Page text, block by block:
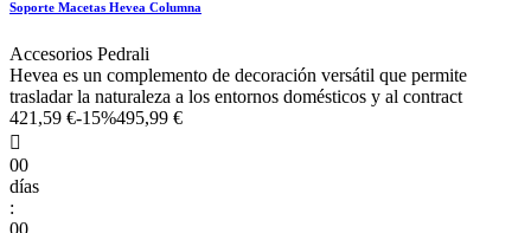
Soporte Macetas Hevea Columna
Accesorios Pedrali
Hevea es un complemento de decoración versátil que permite
trasladar la naturaleza a los entornos domésticos y al contract
421,59 €-15%495,99 €

00
días
: